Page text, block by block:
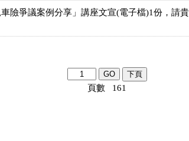
險爭議案例分享」講座文宣(電子檔)1份，請
頁數 161